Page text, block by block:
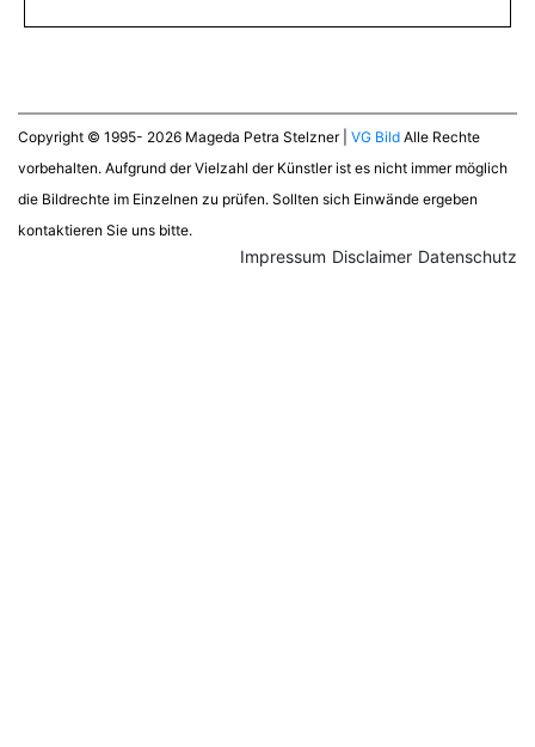
Copyright © 1995- 2026 Mageda Petra Stelzner | VG Bild Alle Rechte
vorbehalten. Aufgrund der Vielzahl der Künstler ist es nicht immer möglich
die Bildrechte im Einzelnen zu prüfen. Sollten sich Einwände ergeben
kontaktieren Sie uns bitte.
Datenschutz
Disclaimer
Impressum